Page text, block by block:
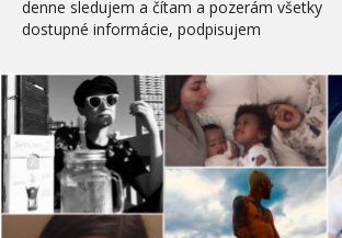
denne sledujem a čítam a pozerám všetky
dostupné informácie, podpisujem